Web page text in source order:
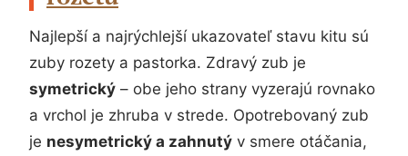
Najlepší a najrýchlejší ukazovateľ stavu kitu sú
zuby rozety a pastorka. Zdravý zub je
symetrický – obe jeho strany vyzerajú rovnako
a vrchol je zhruba v strede. Opotrebovaný zub
je nesymetrický a zahnutý v smere otáčania,